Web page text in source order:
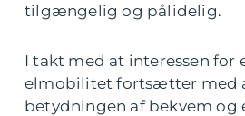
tilgængelig og pålidelig.
I takt med at interessen for
elmobilitet fortsætter med
betydningen af bekvem og